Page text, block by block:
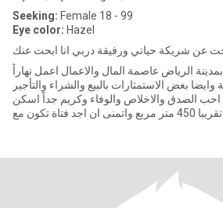
Seeking: Female 18 - 99
Eye color: Hazel
الرياض عاصمة المال والاعمال اعمل نهاراً
بعض الاستمثارات بالبيع والشراء والتأجير
الصدق والاخلاص والوفاء وكريم جداً اسكن
ان اجد فتاة تكون مع